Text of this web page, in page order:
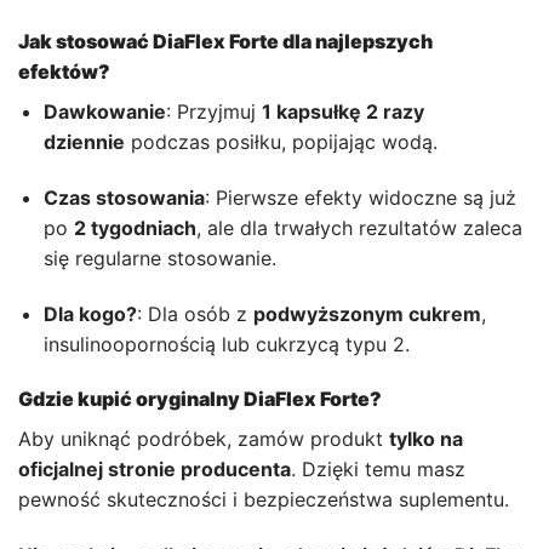
Jak stosować DiaFlex Forte dla najlepszych
efektów?
Dawkowanie: Przyjmuj 1 kapsułkę 2 razy
dziennie podczas posiłku, popijając wodą.
Czas stosowania: Pierwsze efekty widoczne są już
po 2 tygodniach, ale dla trwałych rezultatów zaleca
się regularne stosowanie.
Dla kogo?: Dla osób z podwyższonym cukrem,
insulinoopornością lub cukrzycą typu 2.
Gdzie kupić oryginalny DiaFlex Forte?
Aby uniknąć podróbek, zamów produkt tylko na
oficjalnej stronie producenta. Dzięki temu masz
pewność skuteczności i bezpieczeństwa suplementu.